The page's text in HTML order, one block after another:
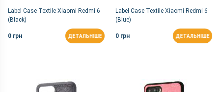
Label Case Textile Xiaomi Redmi 6
(Black)
0 грн ДЕТАЛЬНІШЕ
Label Case Textile Xiaomi Redmi 6
(Blue)
0 грн ДЕТАЛЬНІШЕ